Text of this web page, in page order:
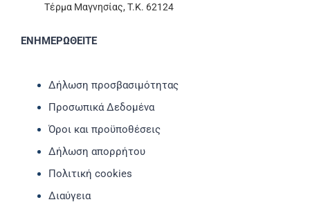
Τέρμα Μαγνησίας, T.K. 62124
ΕΝΗΜΕΡΩΘΕΙΤΕ
Δήλωση προσβασιμότητας
Προσωπικά Δεδομένα
Όροι και προϋποθέσεις
Δήλωση απορρήτου
Πολιτική cookies
Διαύγεια